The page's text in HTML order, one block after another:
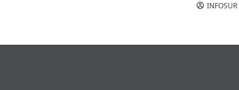
INFOSUR